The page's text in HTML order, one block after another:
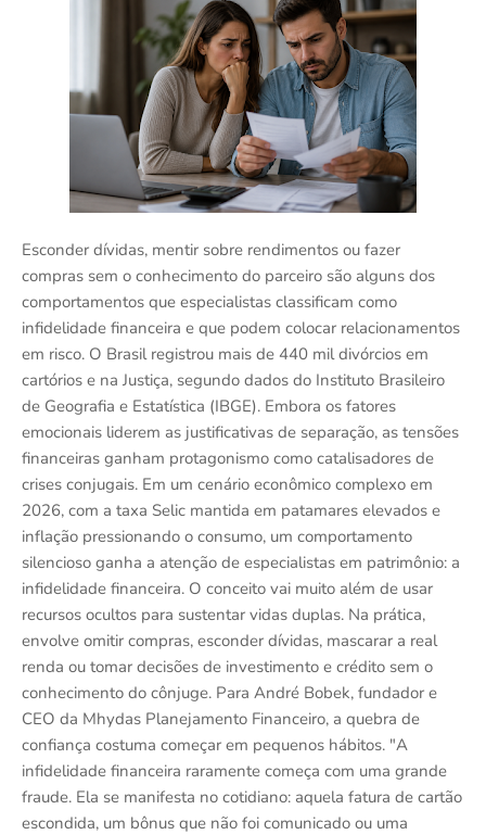
Esconder dívidas, mentir sobre rendimentos ou fazer
compras sem o conhecimento do parceiro são alguns dos
comportamentos que especialistas classificam como
infidelidade financeira e que podem colocar relacionamentos
em risco. O Brasil registrou mais de 440 mil divórcios em
cartórios e na Justiça, segundo dados do Instituto Brasileiro
de Geografia e Estatística (IBGE). Embora os fatores
emocionais liderem as justificativas de separação, as tensões
financeiras ganham protagonismo como catalisadores de
crises conjugais. Em um cenário econômico complexo em
2026, com a taxa Selic mantida em patamares elevados e
inflação pressionando o consumo, um comportamento
silencioso ganha a atenção de especialistas em patrimônio: a
infidelidade financeira. O conceito vai muito além de usar
recursos ocultos para sustentar vidas duplas. Na prática,
envolve omitir compras, esconder dívidas, mascarar a real
renda ou tomar decisões de investimento e crédito sem o
conhecimento do cônjuge. Para André Bobek, fundador e
CEO da Mhydas Planejamento Financeiro, a quebra de
confiança costuma começar em pequenos hábitos. "A
infidelidade financeira raramente começa com uma grande
fraude. Ela se manifesta no cotidiano: aquela fatura de cartão
escondida, um bônus que não foi comunicado ou uma